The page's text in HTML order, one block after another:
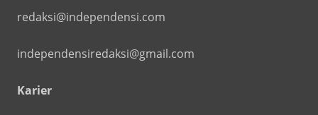
redaksi@independensi.com
independensiredaksi@gmail.com
Karier